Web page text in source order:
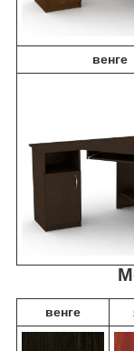
венге
венге